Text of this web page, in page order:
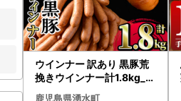
ウインナー 訳あり 黒豚荒
挽きウインナー計1.8kg_y
232
鹿児島県湧水町